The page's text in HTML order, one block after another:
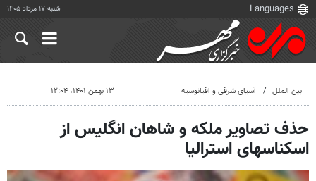
شنبه ۱۷ مرداد ۱۴۰۵
بین الملل آسیای شرقی و اقیانوسیه ۱۳ بهمن ۱۴۰۱، ۱۲:۰۴
حذف تصاویر ملکه و شاهان انگلیس از
اسکناسهای استرالیا